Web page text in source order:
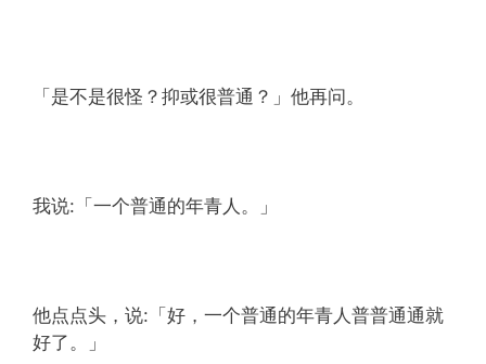
「是不是很怪？抑或很普通？」他再问。
我说:「一个普通的年青人。」
他点点头，说:「好，一个普通的年青人普普通通就
好了。」